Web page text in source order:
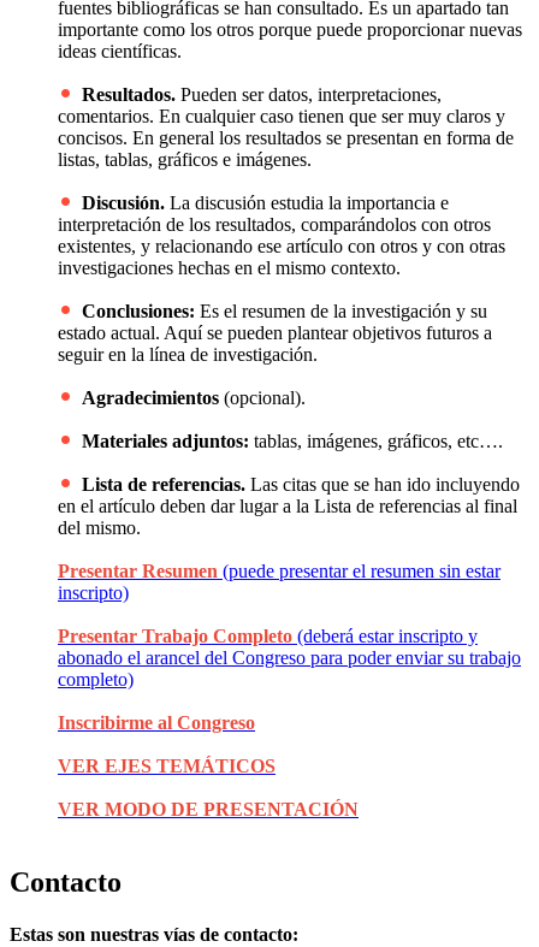
fuentes bibliográficas se han consultado. Es un apartado tan
importante como los otros porque puede proporcionar nuevas
ideas científicas.
Resultados. Pueden ser datos, interpretaciones,
comentarios. En cualquier caso tienen que ser muy claros y
concisos. En general los resultados se presentan en forma de
listas, tablas, gráficos e imágenes.
Discusión. La discusión estudia la importancia e
interpretación de los resultados, comparándolos con otros
existentes, y relacionando ese artículo con otros y con otras
investigaciones hechas en el mismo contexto.
Conclusiones: Es el resumen de la investigación y su
estado actual. Aquí se pueden plantear objetivos futuros a
seguir en la línea de investigación.
Agradecimientos (opcional).
Materiales adjuntos: tablas, imágenes, gráficos, etc….
Lista de referencias. Las citas que se han ido incluyendo
en el artículo deben dar lugar a la Lista de referencias al final
del mismo.
Presentar Resumen (puede presentar el resumen sin estar
inscripto)
Presentar Trabajo Completo (deberá estar inscripto y
abonado el arancel del Congreso para poder enviar su trabajo
completo)
Inscribirme al Congreso
VER EJES TEMÁTICOS
VER MODO DE PRESENTACIÓN
Contacto
Estas son nuestras vías de contacto: